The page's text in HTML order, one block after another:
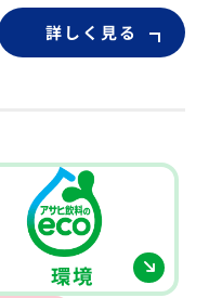
詳しく見る
環境